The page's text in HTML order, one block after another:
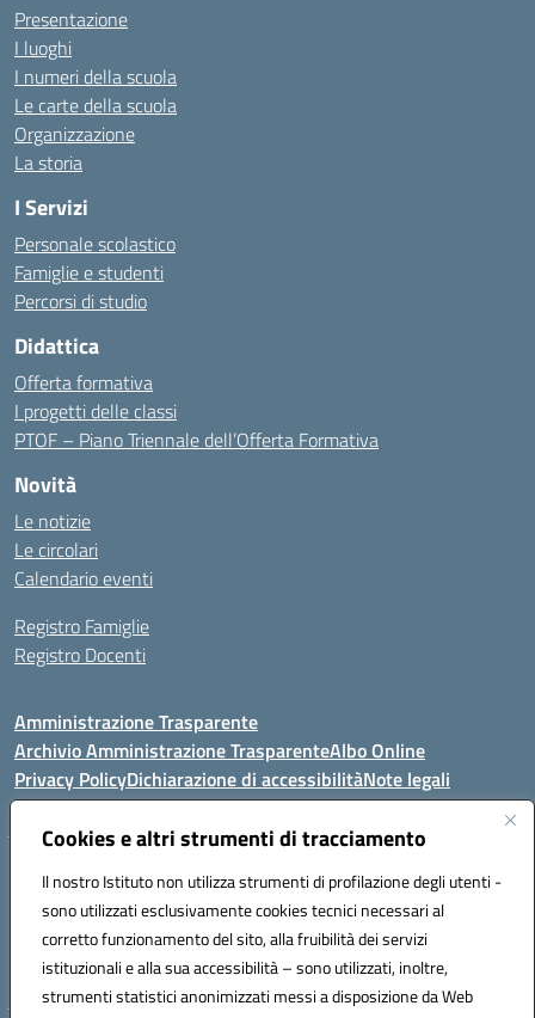
Cookies e altri strumenti di tracciamento
Il nostro Istituto non utilizza strumenti di profilazione degli utenti -
sono utilizzati esclusivamente cookies tecnici necessari al
corretto funzionamento del sito, alla fruibilità dei servizi
istituzionali e alla sua accessibilità – sono utilizzati, inoltre,
strumenti statistici anonimizzati messi a disposizione da Web
Presentazione
I luoghi
I numeri della scuola
Le carte della scuola
Organizzazione
La storia
I Servizi
Personale scolastico
Famiglie e studenti
Percorsi di studio
Didattica
Offerta formativa
I progetti delle classi
PTOF – Piano Triennale dell’Offerta Formativa
Novità
Le notizie
Le circolari
Calendario eventi
Registro Famiglie
Registro Docenti
Amministrazione Trasparente
Archivio Amministrazione TrasparenteAlbo Online
Privacy PolicyDichiarazione di accessibilitàNote legali
Istituto Comprensivo Statale
Via Cupa Campanariello, 5 - 80059, Torre del Greco (NA)
Tel. +39 0818834377 - Fax +39 0818834377 - Cod.Fisc. 95170530638
Email: naic8df00a@istruzione.it - PEC: naic8df00a@pec.istruzione.it